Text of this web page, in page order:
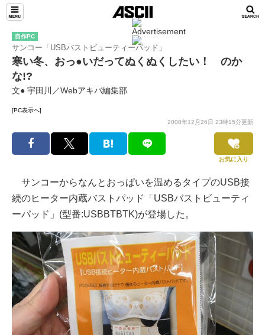
自作PC
サンコー「USBバストビューティーパッド」
寒い冬、おっ●いだってぬくぬくしたい！ のか
な!?
文● 宇田川／Webアキバ編集部
[PC表示へ]
2008年12月26日 23時15分更新
お気に入り
サンコーからなんとおっぱいを温めるタイプのUSB接
続のヒーター内蔵バストパッド「USBバストビューティ
ーパッド」(型番:USBBTBTK)が登場した。